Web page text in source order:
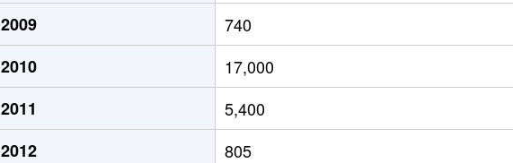
2009
740
2010
17,000
2011
5,400
2012
805